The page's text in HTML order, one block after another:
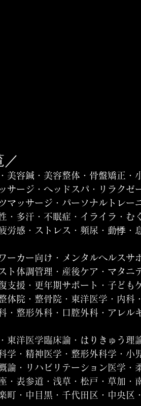
美容鍼・美容整体・骨盤矯正・
サージ・ヘッドスパ・リラクゼ
マッサージ・パーソナルトレー
・多汗・不眠症・イライラ・む
労感・ストレス・頻尿・動悸・
ーカー向け・メンタルヘルスサ
ト体調管理・産後ケア・マタニ
支援・更年期サポート・子ども
体院・整骨院・東洋医学・内科
・整形外科・口腔外科・アレル
東洋医学臨床論・はりきゅう理
学・精神医学・整形外科学・小
論・リハビリテーション医学・
・表参道・浅草・松戸・草加・
町・中目黒・千代田区・中央区